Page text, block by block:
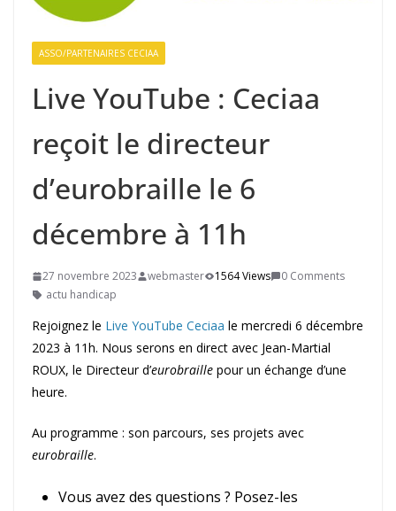
ASSO/PARTENAIRES CECIAA
Live YouTube : Ceciaa
reçoit le directeur
d’eurobraille le 6
décembre à 11h
27 novembre 2023 webmaster 1564 Views
0 Comments
actu handicap
Rejoignez le Live YouTube Ceciaa le mercredi 6 décembre
2023 à 11h. Nous serons en direct avec Jean-Martial
ROUX, le Directeur d’eurobraille pour un échange d’une
heure.
Au programme : son parcours, ses projets avec
eurobraille.
Vous avez des questions ? Posez-les